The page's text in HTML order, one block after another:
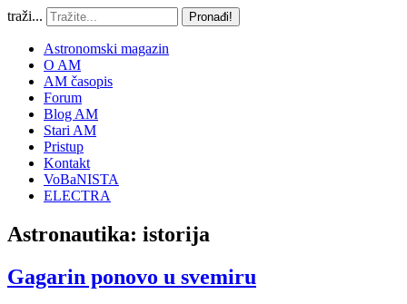
traži... Pronađi!
Astronomski magazin
O AM
AM časopis
Forum
Blog AM
Stari AM
Pristup
Kontakt
VoBaNISTA
ELECTRA
Astronautika: istorija
Gagarin ponovo u svemiru